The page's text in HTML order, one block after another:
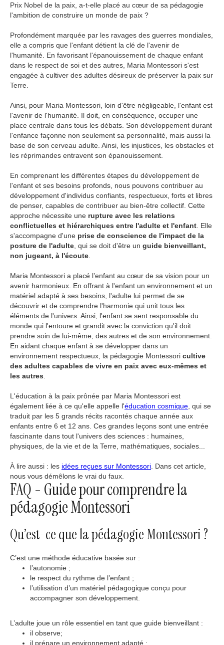
Prix Nobel de la paix, a-t-elle placé au cœur de sa pédagogie
l'ambition de construire un monde de paix ?
Profondément marquée par les ravages des guerres mondiales,
elle a compris que l'enfant détient la clé de l'avenir de
l'humanité. En favorisant l'épanouissement de chaque enfant
dans le respect de soi et des autres, Maria Montessori s'est
engagée à cultiver des adultes désireux de préserver la paix sur
Terre.
Ainsi, pour Maria Montessori, loin d'être négligeable, l'enfant est
l'avenir de l'humanité. Il doit, en conséquence, occuper une
place centrale dans tous les débats. Son développement durant
l'enfance façonne non seulement sa personnalité, mais aussi la
base de son cerveau adulte. Ainsi, les injustices, les obstacles et
les réprimandes entravent son épanouissement.
En comprenant les différentes étapes du développement de
l'enfant et ses besoins profonds, nous pouvons contribuer au
développement d'individus confiants, respectueux, forts et libres
de penser, capables de contribuer au bien-être collectif. Cette
approche nécessite une rupture avec les relations
conflictuelles et hiérarchiques entre l'adulte et l'enfant . Elle
s'accompagne d'une prise de conscience de l'impact de la
posture de l'adulte , qui se doit d'être un guide bienveillant,
non jugeant, à l'écoute
Maria Montessori a placé l’enfant au cœur de sa vision pour un
avenir harmonieux. En offrant à l'enfant un environnement et un
matériel adapté à ses besoins, l'adulte lui permet de se
découvrir et de comprendre l'harmonie qui unit tous les
éléments de l'univers. Ainsi, l'enfant se sent responsable du
monde qui l'entoure et grandit avec la conviction qu'il doit
prendre soin de lui-même, des autres et de son environnement.
En aidant chaque enfant à se développer dans un
environnement respectueux, la pédagogie Montessori cultive
des adultes capables de vivre en paix avec eux-mêmes et
les autres
L'éducation à la paix prônée par Maria Montessori est
également liée à ce qu'elle appelle l'éducation cosmique , qui se
traduit par les 5 grands récits racontés chaque année aux
enfants entre 6 et 12 ans. Ces grandes leçons sont une entrée
fascinante dans tout l'univers des sciences : humaines,
physiques, de la vie et de la Terre, mathématiques, sociales...
À lire aussi : les idées reçues sur Montessori . Dans cet article,
nous vous démêlons le vrai du faux.
FAQ - Guide pour comprendre la
pédagogie Montessori
Qu’est-ce que la pédagogie Montessori ?
C’est une méthode éducative basée sur :
l’autonomie ;
le respect du rythme de l’enfant ;
l’utilisation d’un matériel pédagogique conçu pour
accompagner son développement.
L’adulte joue un rôle essentiel en tant que guide bienveillant :
il observe;
il prépare un environnement adapté ;